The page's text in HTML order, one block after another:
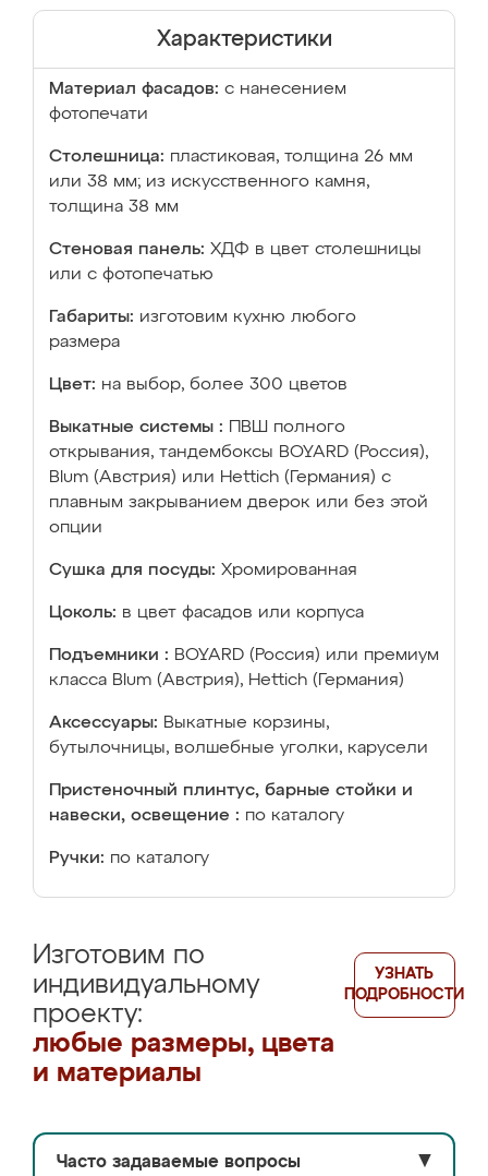
Характеристики
Материал фасадов: с нанесением
фотопечати
Столешница: пластиковая, толщина 26 мм
или 38 мм; из искусственного камня,
толщина 38 мм
Стеновая панель: ХДФ в цвет столешницы
или с фотопечатью
Габариты: изготовим кухню любого
размера
Цвет: на выбор, более 300 цветов
Выкатные системы :
ПВШ полного
открывания, тандембоксы BOYARD (Россия),
Blum (Австрия) или Hettich (Германия) с
плавным закрыванием дверок или без этой
опции
Сушка для посуды: Хромированная
Цоколь: в цвет фасадов или корпуса
Подъемники : BOYARD (Россия) или премиум
класса Blum (Австрия), Hettich (Германия)
Аксессуары: Выкатные корзины,
бутылочницы, волшебные уголки, карусели
Пристеночный плинтус, барные стойки и
навески, освещение : по каталогу
Ручки: по каталогу
Изготовим по
индивидуальному
проекту:
любые размеры, цвета
и материалы
УЗНАТЬ
ПОДРОБНОСТИ
Часто задаваемые вопросы ▼